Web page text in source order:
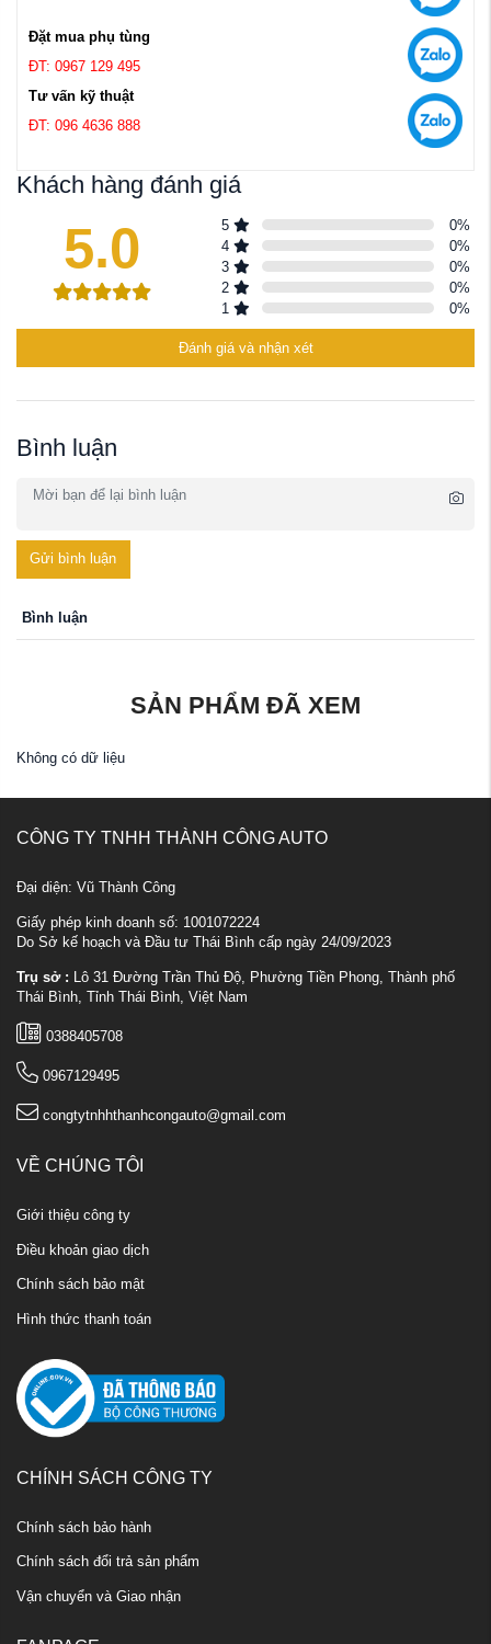
Đặt mua phụ tùng
ĐT: 0967 129 495
Tư vấn kỹ thuật
ĐT: 096 4636 888
Khách hàng đánh giá
5.0 5 0%
4
0%
3
0%
2
0%
1
0%
Đánh giá và nhận xét
Bình luận
Gửi bình luận
Bình luận
SẢN PHẨM ĐÃ XEM
Không có dữ liệu
CÔNG TY TNHH THÀNH CÔNG AUTO
Đại diện: Vũ Thành Công
Giấy phép kinh doanh số: 1001072224
Do Sở kế hoạch và Đầu tư Thái Bình cấp ngày 24/09/2023
Trụ sở : Lô 31 Đường Trần Thủ Độ, Phường Tiền Phong, Thành phố
Thái Bình, Tỉnh Thái Bình, Việt Nam
0388405708
0967129495
congtytnhhthanhcongauto@gmail.com
VỀ CHÚNG TÔI
Giới thiệu công ty
Điều khoản giao dịch
Chính sách bảo mật
Hình thức thanh toán
CHÍNH SÁCH CÔNG TY
Chính sách bảo hành
Chính sách đổi trả sản phẩm
Vận chuyển và Giao nhận